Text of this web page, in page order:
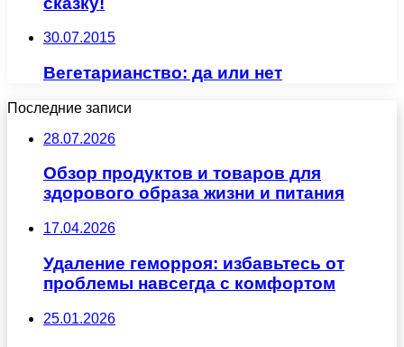
30.07.2015
Вегетарианство: да или нет
Последние записи
28.07.2026
Обзор продуктов и товаров для
здорового образа жизни и питания
17.04.2026
Удаление геморроя: избавьтесь от
проблемы навсегда с комфортом
25.01.2026